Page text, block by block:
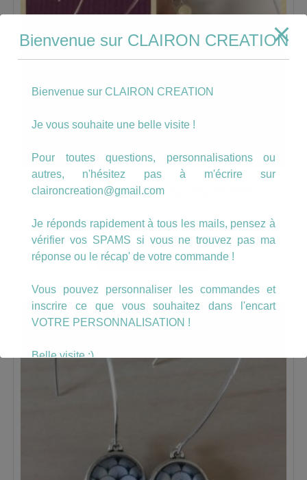
Boucles hameçon zig-zag jaunes
8.00€
AJOUTER AU PANIER
Bienvenue sur CLAIRON CREATION
Bienvenue sur CLAIRON CREATION
Je vous souhaite une belle visite !
Pour toutes questions, personnalisations ou
autres, n'hésitez pas à m'écrire sur
claironcreation@gmail.com
Je réponds rapidement à tous les mails, pensez à
vérifier vos SPAMS si vous ne trouvez pas ma
réponse ou le récap' de votre commande !
Vous pouvez personnaliser les commandes et
inscrire ce que vous souhaitez dans l'encart
VOTRE PERSONNALISATION !
Belle visite :)